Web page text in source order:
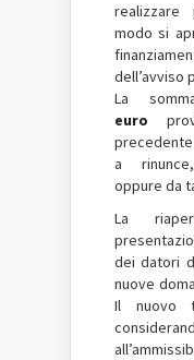
modo si
dell’avviso
La
euro
a
oppure da
La
dei datori
nuove
Il nuovo